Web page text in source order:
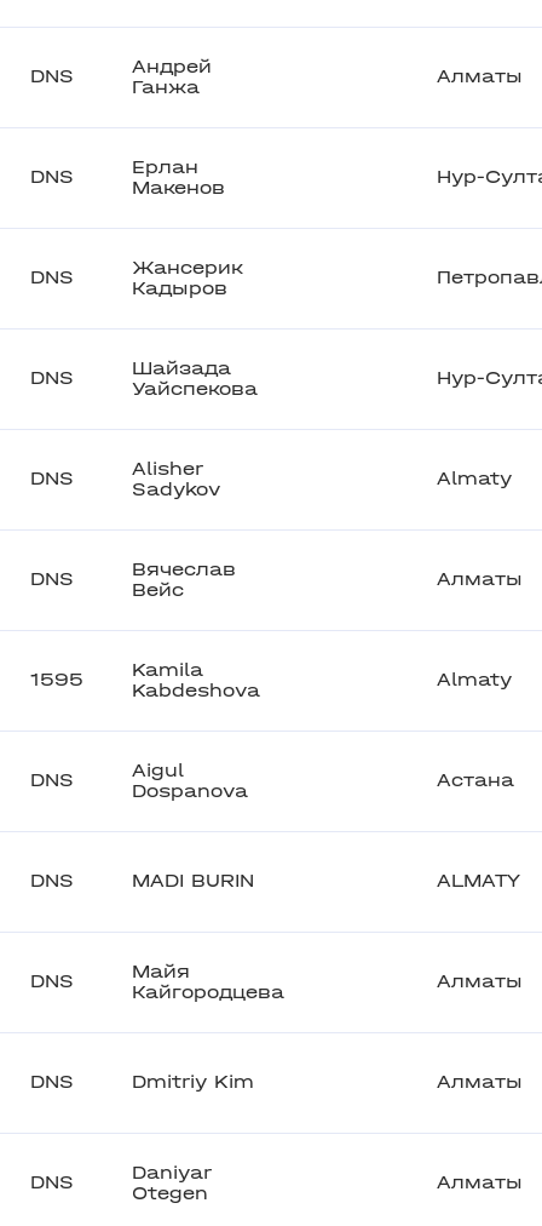
DNS
Андрей
Ганжа
Алматы
DNS
Ерлан
Макенов
Нур-
DNS
Жансерик
Кадыров
DNS
Шайзада
Уайспекова
Нур-
DNS
Alisher
Sadykov
Almaty
DNS
Вячеслав
Вейс
Алматы
1595
Kamila
Kabdeshova
Almaty
DNS
Aigul
Dospanova
Астана
DNS MADI BURIN ALMATY
DNS
Майя
Кайгородцева
Алматы
DNS Dmitriy Kim Алматы
DNS
Daniyar
Otegen
Алматы